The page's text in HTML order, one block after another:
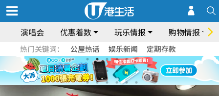
演唱会 优惠着数 玩乐情报 购物情报
热门关键词： 公屋热话 娱乐新闻 定期存款